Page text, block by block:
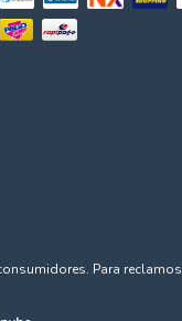
Para reclamos